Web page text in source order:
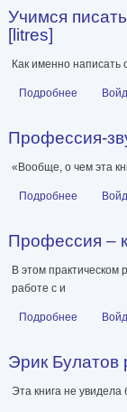
Учимся
[litres]
Как именно написать
Подробнее о
Профессия-
«Вообще, о чем эта
Подробнее о
Профессия –
В этом практическом
работе с и
Подробнее о
Эрик Булатов
Эта книга не увидела